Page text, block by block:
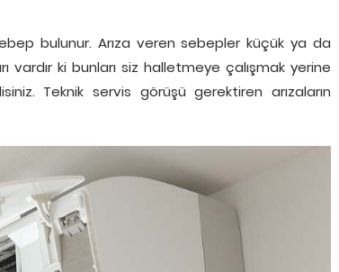
bulunur. Arıza veren sebepler küçük ya da
vardır ki bunları siz halletmeye çalışmak yerine
Teknik servis görüşü gerektiren arızaların